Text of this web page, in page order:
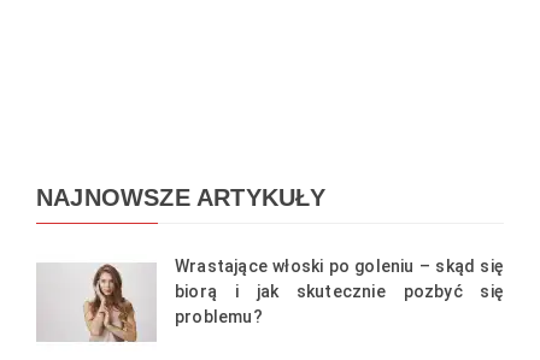
NAJNOWSZE ARTYKUŁY
Wrastające włoski po goleniu – skąd się
biorą i jak skutecznie pozbyć się
problemu?